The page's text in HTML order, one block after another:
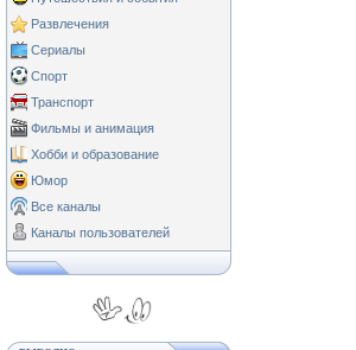
Развлечения
Сериалы
Спорт
Транспорт
Фильмы и анимация
Хобби и образование
Юмор
Все каналы
Каналы пользователей